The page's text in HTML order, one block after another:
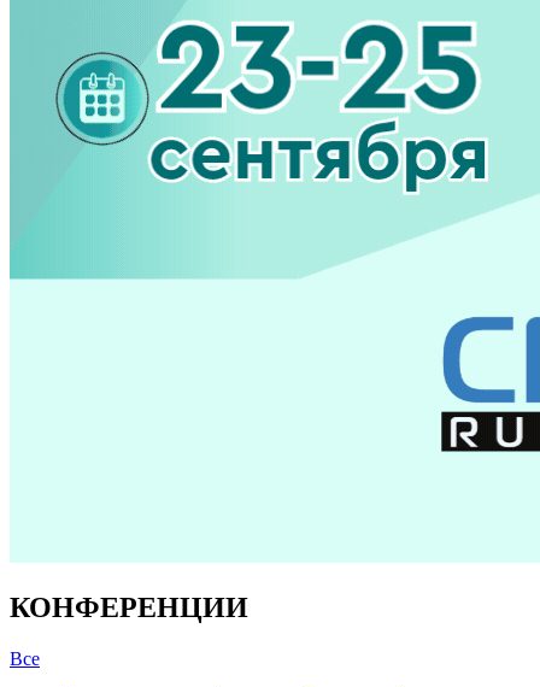
КОНФЕРЕНЦИИ
Все